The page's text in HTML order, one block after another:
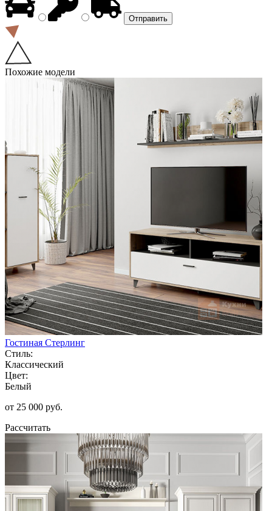
Похожие модели
Гостиная Стерлинг
Стиль:
Классический
Цвет:
Белый
от 25 000 руб.
Рассчитать